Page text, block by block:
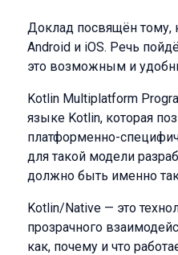
Доклад посвящён тому,
Android и iOS. Речь
это возможным и
Kotlin Multiplatform
языке Kotlin, которая
платформенно-
для такой модели
должно быть именно
Kotlin/Native — это
прозрачного
как, почему и что